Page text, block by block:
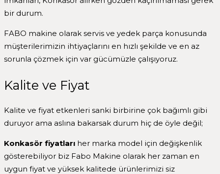
bir durum.
FABO makine olarak servis ve yedek parça konusunda
müşterilerimizin ihtiyaçlarını en hızlı şekilde ve en az
sorunla çözmek için var gücümüzle çalışıyoruz.
Kalite ve Fiyat
Kalite ve fiyat etkenleri sanki birbirine çok bağımlı gibi
duruyor ama aslına bakarsak durum hiç de öyle değil;
Konkasör fiyatları her marka model için değişkenlik
gösterebiliyor biz Fabo Makine olarak her zaman en
uygun fiyat ve yüksek kalitede ürünlerimizi siz